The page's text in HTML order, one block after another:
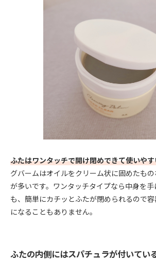
ふたはワンタッチで開け閉めできて使いや
グバームはオイルをクリーム状に固めたも
が多いです。ワンタッチタイプなら中身を
も、簡単にカチッとふたが閉められるので
になることもありません。
ふたの内側にはスパチュラが付いてい